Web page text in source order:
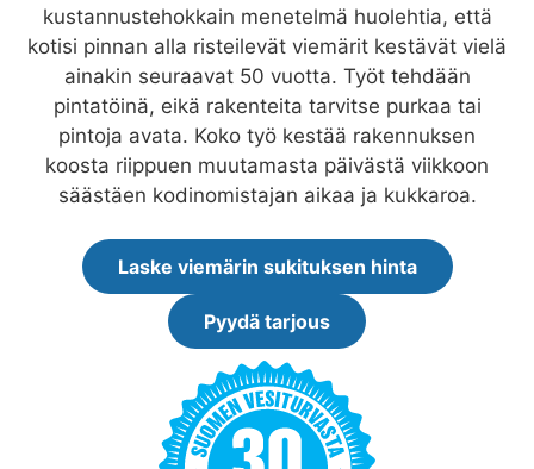
kustannustehokkain menetelmä huolehtia, että
kotisi pinnan alla risteilevät viemärit kestävät vielä
ainakin seuraavat 50 vuotta. Työt tehdään
pintatöinä, eikä rakenteita tarvitse purkaa tai
pintoja avata. Koko työ kestää rakennuksen
koosta riippuen muutamasta päivästä viikkoon
säästäen kodinomistajan aikaa ja kukkaroa.
Laske viemärin sukituksen hinta
Pyydä tarjous